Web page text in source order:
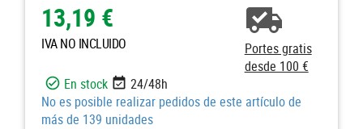
13,19 €
IVA NO INCLUIDO
Portes gratis
desde 100 €
En stock
24/48h
No es posible realizar pedidos de este artículo de
más de 139 unidades